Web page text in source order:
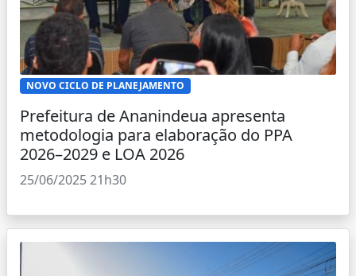
NOVO CICLO DE PLANEJAMENTO
Prefeitura de Ananindeua apresenta
metodologia para elaboração do PPA
2026–2029 e LOA 2026
25/06/2025 21h30